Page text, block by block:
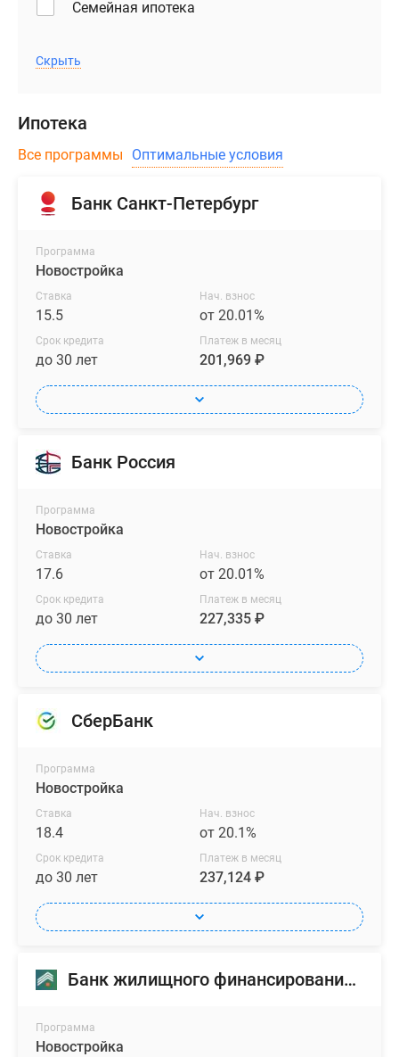
Семейная ипотека
Скрыть
Ипотека
Все программы Оптимальные условия
Банк Санкт-Петербург
Программа
Новостройка
Ставка
15.5
Нач. взнос
от 20.01%
Срок кредита
до 30 лет
Платеж в месяц
201,969 ₽
Банк Россия
Программа
Новостройка
Ставка
17.6
Нач. взнос
от 20.01%
Срок кредита
до 30 лет
Платеж в месяц
227,335 ₽
СберБанк
Программа
Новостройка
Ставка
18.4
Нач. взнос
от 20.1%
Срок кредита
до 30 лет
Платеж в месяц
237,124 ₽
Банк жилищного финансирования (БЖФ)
Программа
Новостройка